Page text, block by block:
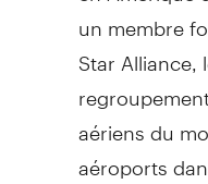
un membre
Star Alliance,
aériens du
aéroports